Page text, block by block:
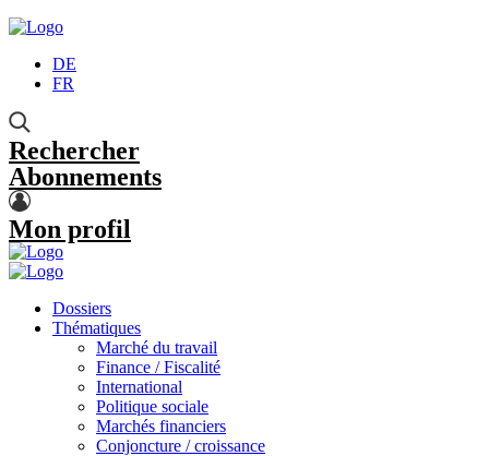
DE
FR
Rechercher
Abonnements
Mon profil
Dossiers
Thématiques
Marché du travail
Finance / Fiscalité
International
Politique sociale
Marchés financiers
Conjoncture / croissance